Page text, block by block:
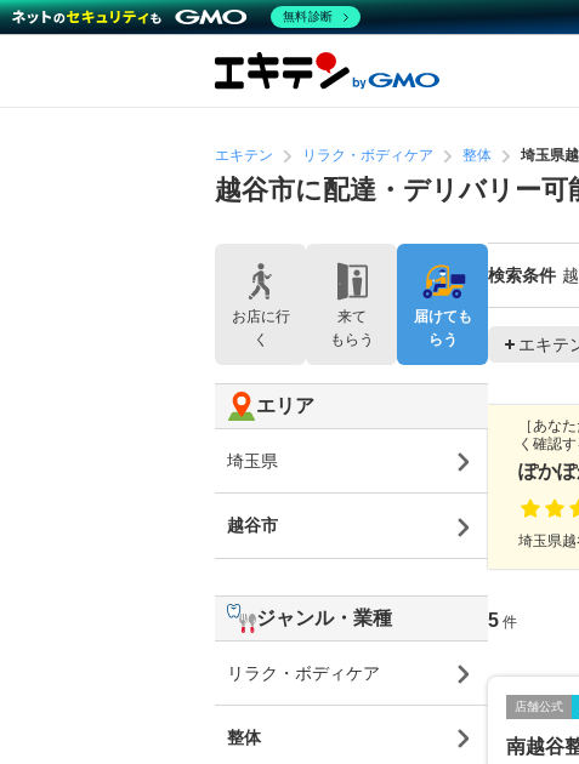
エキテン リラク・ボディケア 整体 埼玉県
越谷市に配達・デリバリー
検索条件
エキテ
［あな
く確認
ぽか
埼玉県
5 件
店舗公式
南越谷
お店に行
く
来て
もらう
届けても
らう
エリア
埼玉県
越谷市
ジャンル・業種
リラク・ボディケア
整体
無料診断